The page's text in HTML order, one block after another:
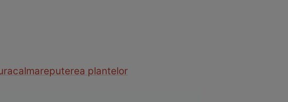
calmareputerea plantelor